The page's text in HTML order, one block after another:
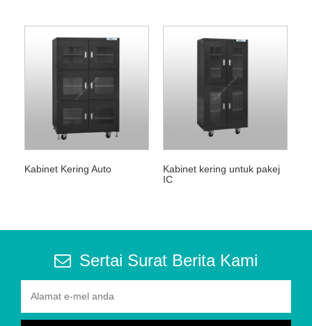
Kabinet Kering Auto
Kabinet kering untuk pakej
IC
Sertai Surat Berita Kami